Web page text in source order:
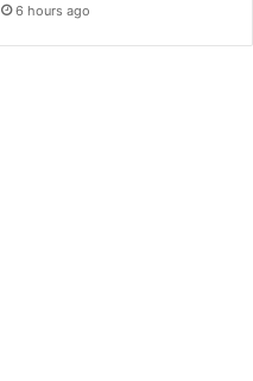
6 hours ago